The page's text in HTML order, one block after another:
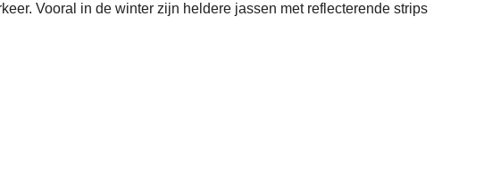
Vooral in de winter zijn heldere jassen met reflecterende strips